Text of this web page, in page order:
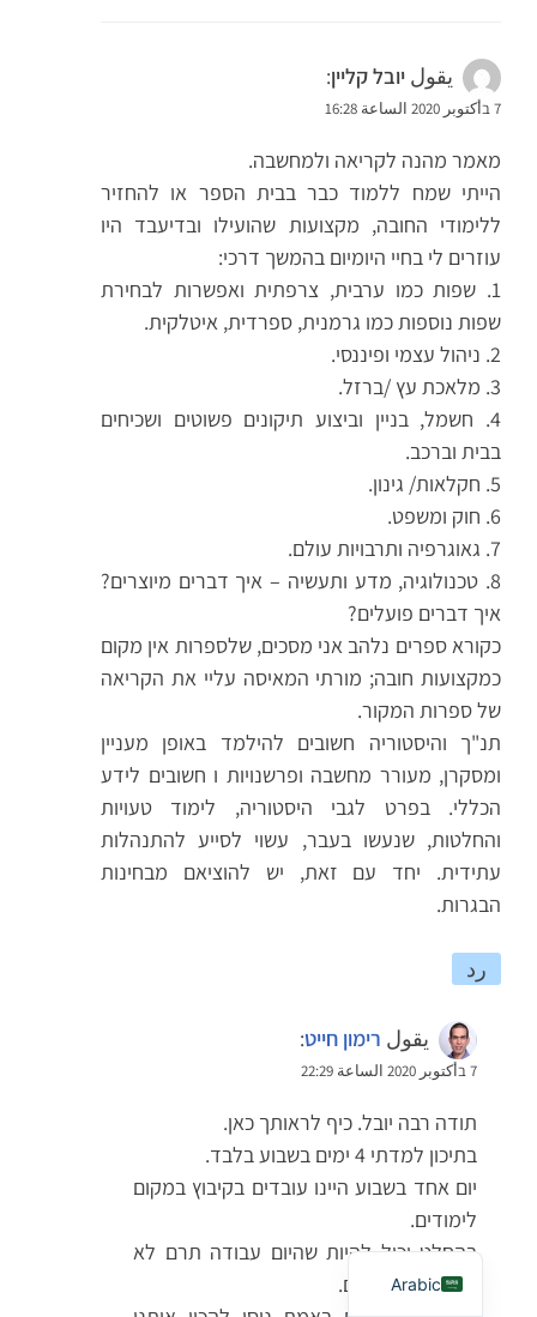
يقول יובל קליין:
7 בأكتوبر 2020 الساعة 16:28
מאמר מהנה לקריאה ולמחשבה.
הייתי שמח ללמוד כבר בבית הספר או להחזיר
ללימודי החובה, מקצועות שהועילו ובדיעבד היו
עוזרים לי בחיי היומיום בהמשך דרכי:
1. שפות כמו ערבית, צרפתית ואפשרות לבחירת
שפות נוספות כמו גרמנית, ספרדית, איטלקית.
2. ניהול עצמי ופיננסי.
3. מלאכת עץ /ברזל.
4. חשמל, בניין וביצוע תיקונים פשוטים ושכיחים
בבית וברכב.
5. חקלאות/ גינון.
6. חוק ומשפט.
7. גאוגרפיה ותרבויות עולם.
8. טכנולוגיה, מדע ותעשיה – איך דברים מיוצרים?
איך דברים פועלים?
כקורא ספרים נלהב אני מסכים, שלספרות אין מקום
כמקצועות חובה; מורתי המאיסה עליי את הקריאה
של ספרות המקור.
תנ"ך והיסטוריה חשובים להילמד באופן מעניין
ומסקרן, מעורר מחשבה ופרשנויות ו חשובים לידע
הכללי. בפרט לגבי היסטוריה, לימוד טעויות
והחלטות, שנעשו בעבר, עשוי לסייע להתנהלות
עתידית. יחד עם זאת, יש להוציאם מבחינות
הבגרות.
رد
يقول רימון חייט:
7 בأكتوبر 2020 الساعة 22:29
תודה רבה יובל. כיף לראותך כאן.
בתיכון למדתי 4 ימים בשבוע בלבד.
יום אחד בשבוע היינו עובדים בקיבוץ במקום
לימודים.
בהחלט יכול להיות שהיום עבודה תרם לא
פחות מהלימודים.
Arabic
Hebrew
French